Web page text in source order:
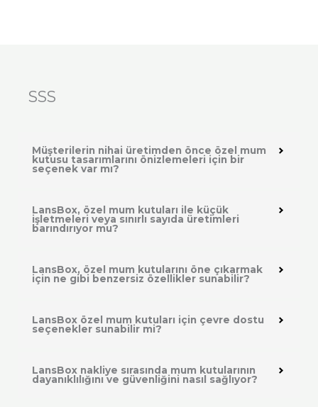
SSS
Müşterilerin nihai üretimden önce özel mum
kutusu tasarımlarını önizlemeleri için bir
seçenek var mı?
LansBox, özel mum kutuları ile küçük
işletmeleri veya sınırlı sayıda üretimleri
barındırıyor mu?
LansBox, özel mum kutularını öne çıkarmak
için ne gibi benzersiz özellikler sunabilir?
LansBox özel mum kutuları için çevre dostu
seçenekler sunabilir mi?
LansBox nakliye sırasında mum kutularının
dayanıklılığını ve güvenliğini nasıl sağlıyor?